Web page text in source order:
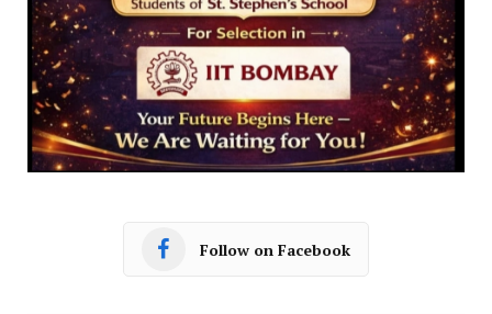
Follow on Facebook